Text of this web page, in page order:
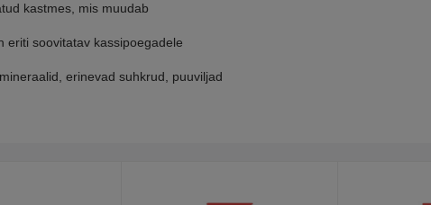
kastmes, mis muudab
eriti soovitatav kassipoegadele
erinevad suhkrud, puuviljad